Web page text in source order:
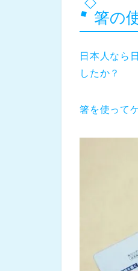
箸の
日本人なら
したか？
箸を使って